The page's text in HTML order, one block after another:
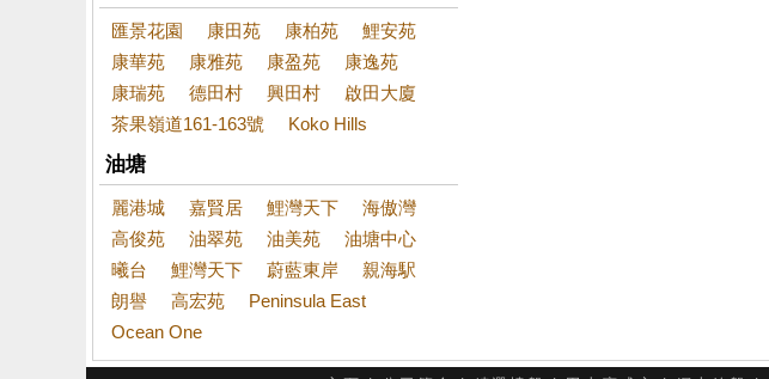
匯景花園 康田苑 康柏苑
鯉安苑
康華苑
康雅苑 康盈苑
康逸苑
康瑞苑
德田村 興田村
啟田大廈
茶果嶺道161-163號
Koko Hills
油塘
麗港城 嘉賢居 鯉灣天下
海傲灣
高俊苑
油翠苑 油美苑
油塘中心
曦台
鯉灣天下 蔚藍東岸
親海駅
朗譽
高宏苑
Peninsula East
Ocean One